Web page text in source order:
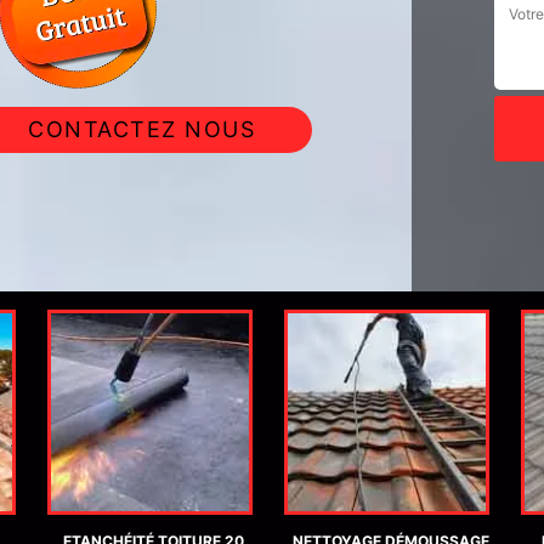
CONTACTEZ NOUS